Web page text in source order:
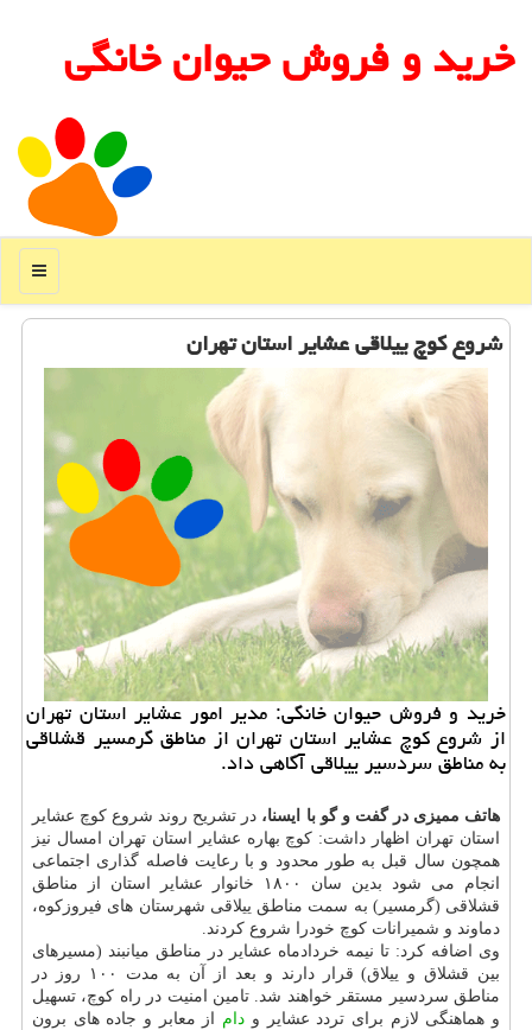
خرید و فروش حیوان خانگی
منو
شروع كوچ ییلاقی عشایر استان تهران
خرید و فروش حیوان خانگی: مدیر امور عشایر استان تهران
از شروع کوچ عشایر استان تهران از مناطق گرمسیر قشلاقی
به مناطق سردسیر ییلاقی آگاهی داد.
هاتف ممیزی در گفت و گو با ایسنا، در تشریح روند شروع کوچ عشایر
استان تهران اظهار داشت: کوچ بهاره عشایر استان تهران امسال نیز
همچون سال قبل به طور محدود و با رعایت فاصله گذاری اجتماعی
انجام می شود بدین سان ۱۸۰۰ خانوار عشایر استان از مناطق
قشلاقی (گرمسیر) به سمت مناطق ییلاقی شهرستان های فیروزکوه،
دماوند و شمیرانات کوچ خودرا شروع کردند.
وی اضافه کرد: تا نیمه خردادماه عشایر در مناطق میانبند (مسیرهای
بین قشلاق و ییلاق) قرار دارند و بعد از آن به مدت ۱۰۰ روز در
مناطق سردسیر مستقر خواهند شد. تامین امنیت در راه کوچ، تسهیل
و هماهنگی لازم برای تردد عشایر و دام از معابر و جاده های برون